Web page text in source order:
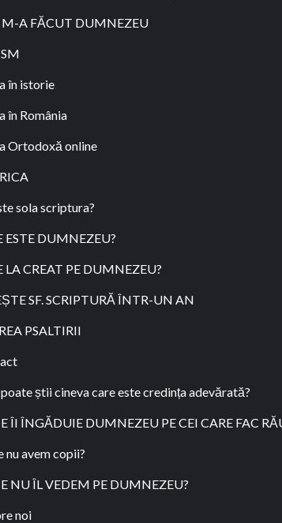
A FĂCUT DUMNEZEU
în istorie
în România
Ortodoxă online
sola scriptura?
ESTE DUMNEZEU?
LA CREAT PE DUMNEZEU?
SF. SCRIPTURĂ ÎNTR-UN AN
PSALTIRII
știi cineva care este credința adevărată?
ÎI ÎNGĂDUIE DUMNEZEU PE CEI CARE FAC
nu avem copii?
NU ÎL VEDEM PE DUMNEZEU?
noi